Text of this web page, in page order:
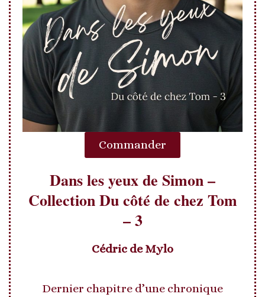
Commander
Dans les yeux de Simon –
Collection Du côté de chez Tom
– 3
Cédric de Mylo
Dernier chapitre d’une chronique